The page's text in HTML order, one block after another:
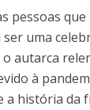
pessoas
uma
autarca
à
história da